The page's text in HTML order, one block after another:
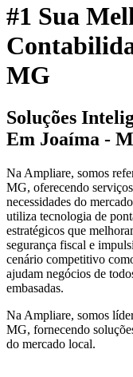
#1 Sua
MG
Soluções
Em Joaíma -
Na Ampliare, somos
MG, oferecendo
necessidades do
utiliza tecnologia de
estratégicos que
segurança fiscal e
cenário competitivo
ajudam negócios de
embasadas.
Na Ampliare, somos
MG, fornecendo
do mercado local.